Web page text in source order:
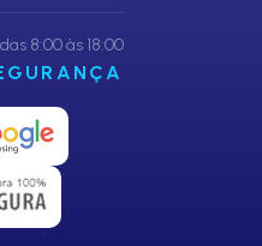
8:00 às 18:00